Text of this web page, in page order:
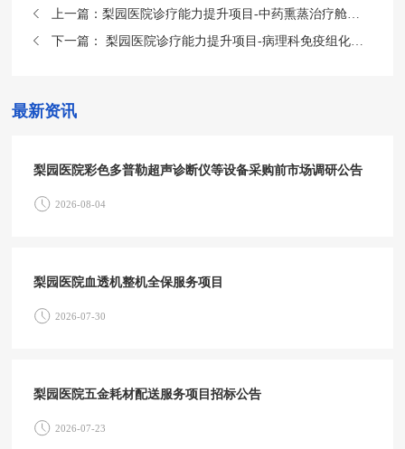
上一篇：
梨园医院诊疗能力提升项目-中药熏蒸治疗舱（中药熏蒸仪）公开招标公告
梨园医院诊疗能力提升项目-病理科免疫组化染色机等设备采购项目公开招标公告
下一篇：
最新资讯
梨园医院彩色多普勒超声诊断仪等设备采购前市场调研公告
2026-08-04
梨园医院血透机整机全保服务项目
2026-07-30
梨园医院五金耗材配送服务项目招标公告
2026-07-23